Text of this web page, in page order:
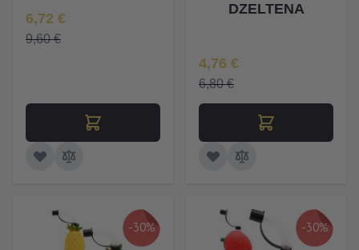
Īpaša Cena
6,72 €
9,60 €
DZELTENA
Īpaša Cena
4,76 €
6,80 €
-30% -30%